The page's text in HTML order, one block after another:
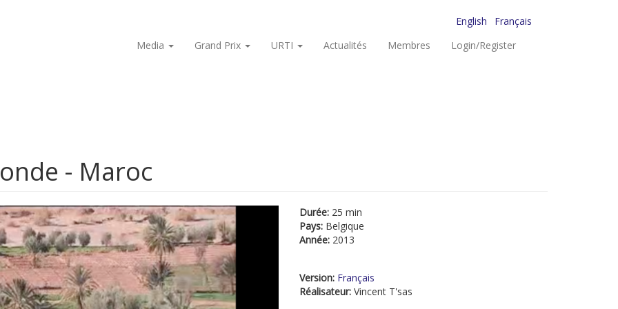
English
Français
Media
Grand Prix URTI Actualités Membres Login/Register
- Maroc
Durée: 25 min
Pays: Belgique
Année: 2013
Version: Français
Réalisateur: Vincent T'sas